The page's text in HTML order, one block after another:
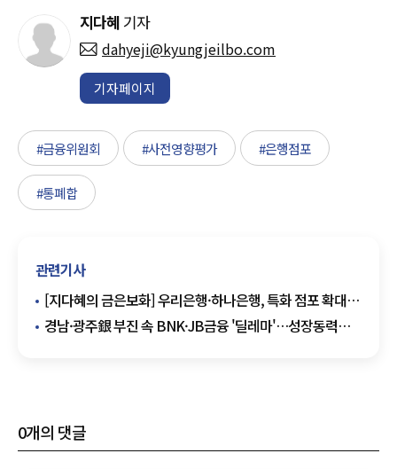
지다혜 기자
dahyeji@kyungjeilbo.com
기자페이지
#금융위원회 #사전영향평가 #은행점포
#통폐합
관련기사
[지다혜의 금은보화] 우리은행·하나은행, 특화 점포 확대…
고객 맞춤 서비스 강화
경남·광주銀 부진 속 BNK·JB금융 '딜레마'…성장동력
0개의 댓글